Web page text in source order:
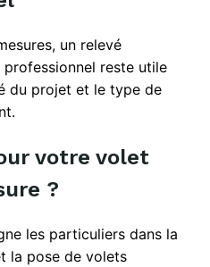
un relevé
reste utile
du projet et le type de
votre volet
?
les particuliers dans la
la pose de volets